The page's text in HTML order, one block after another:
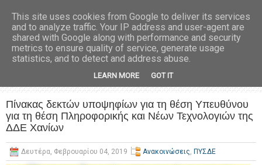
Πίνακας δεκτών υποψηφίων για τη θέση Υπευθύνου
για τη θέση Πληροφορικής και Νέων Τεχνολογιών της
ΔΔΕ Χανίων
Δευτέρα, Φεβρουαρίου 04, 2019 Ανακοινώσεις, ΠΥΣΔΕ
This site uses cookies from Google to deliver its services
and to analyze traffic. Your IP address and user-agent are
shared with Google along with performance and security
metrics to ensure quality of service, generate usage
statistics, and to detect and address abuse.
LEARN MORE GOT IT